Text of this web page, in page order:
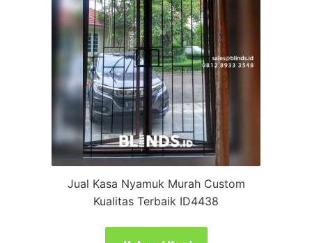
Jual Kasa Nyamuk Murah Custom
Kualitas Terbaik ID4438